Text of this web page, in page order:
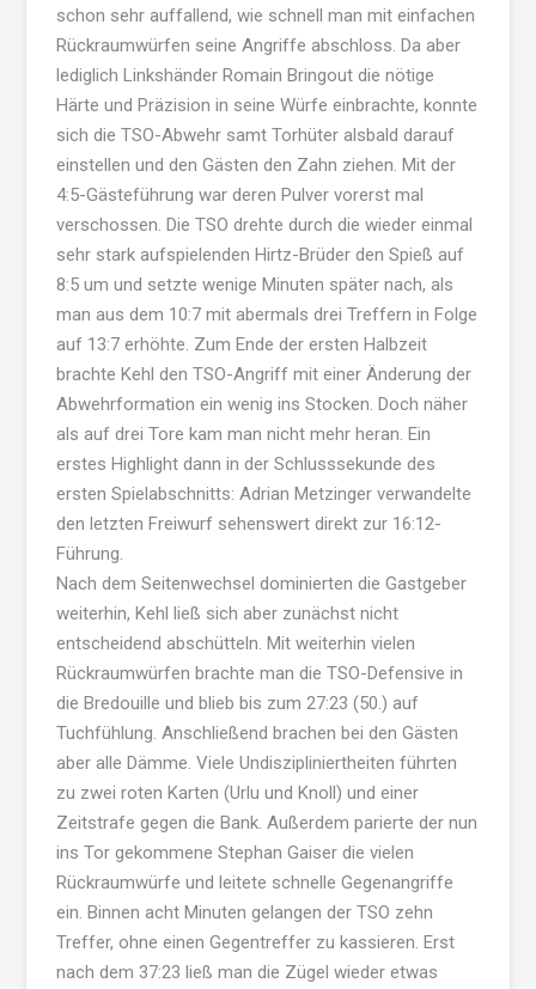
schon sehr auffallend, wie schnell man mit einfachen
Rückraumwürfen seine Angriffe abschloss. Da aber
lediglich Linkshänder Romain Bringout die nötige
Härte und Präzision in seine Würfe einbrachte, konnte
sich die TSO-Abwehr samt Torhüter alsbald darauf
einstellen und den Gästen den Zahn ziehen. Mit der
4:5-Gästeführung war deren Pulver vorerst mal
verschossen. Die TSO drehte durch die wieder einmal
sehr stark aufspielenden Hirtz-Brüder den Spieß auf
8:5 um und setzte wenige Minuten später nach, als
man aus dem 10:7 mit abermals drei Treffern in Folge
auf 13:7 erhöhte. Zum Ende der ersten Halbzeit
brachte Kehl den TSO-Angriff mit einer Änderung der
Abwehrformation ein wenig ins Stocken. Doch näher
als auf drei Tore kam man nicht mehr heran. Ein
erstes Highlight dann in der Schlusssekunde des
ersten Spielabschnitts: Adrian Metzinger verwandelte
den letzten Freiwurf sehenswert direkt zur 16:12-
Führung.
Nach dem Seitenwechsel dominierten die Gastgeber
weiterhin, Kehl ließ sich aber zunächst nicht
entscheidend abschütteln. Mit weiterhin vielen
Rückraumwürfen brachte man die TSO-Defensive in
die Bredouille und blieb bis zum 27:23 (50.) auf
Tuchfühlung. Anschließend brachen bei den Gästen
aber alle Dämme. Viele Undiszipliniertheiten führten
zu zwei roten Karten (Urlu und Knoll) und einer
Zeitstrafe gegen die Bank. Außerdem parierte der nun
ins Tor gekommene Stephan Gaiser die vielen
Rückraumwürfe und leitete schnelle Gegenangriffe
ein. Binnen acht Minuten gelangen der TSO zehn
Treffer, ohne einen Gegentreffer zu kassieren. Erst
nach dem 37:23 ließ man die Zügel wieder etwas